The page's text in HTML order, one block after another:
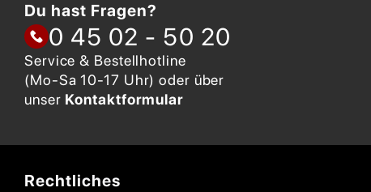
Du hast Fragen?
0 45 02 - 50 20
Service & Bestellhotline
(Mo-Sa 10-17 Uhr) oder über
unser Kontaktformular
Rechtliches